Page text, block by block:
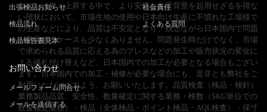
コストは年々上昇する中で、より安価な生産背景を起用せざるを得な
い現状において、市場生地の使用や日本向け生産に不慣れな工場様で
の生産などにより、品質は不安定となり、残念ながら日本国内で問題
が発覚するケースも少なくありません。問題発生時だけでなく、市場
で求められる品質に応える為のプレスなどの加工や販売状況の変化に
よる値札付け替えなど、日本国内での加工が必要となる場合もござい
ます。日本国内での加工・補修が必要な場合にも、是非とも弊社をご
利用いただけますよう、お願いいたします。品質検査（検品・検針）
業務製品品質、安全性、数量確定に関する業務・検数（SKU単位での
数量確定業務）・検品（全体検品・ポイント検品・AQL検査）・採寸
出張検品お知らせ
検品流れ
検品報告書見本
社会責任
よくある質問
お問い合わせ
メールフォーム問合せ
メールを送信する